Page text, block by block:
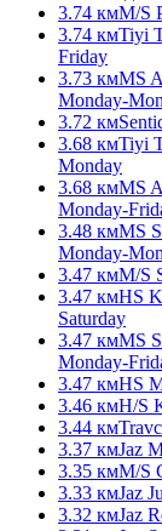
3.74 кмM/S
3.74 кмTiyi
Friday
3.73 кмMS
Monday-
3.72 км
3.68 кмTiyi
Monday
3.68 кмMS
Monday-
3.48 кмMS
Monday-
3.47 кмM/S
3.47 кмHS
Saturday
3.47 кмMS
Monday-
3.47 кмHS
3.46 кмH/S
3.44 км
3.37 кмJaz
3.35 кмM/S
3.33 кмJaz
3.32 кмJaz